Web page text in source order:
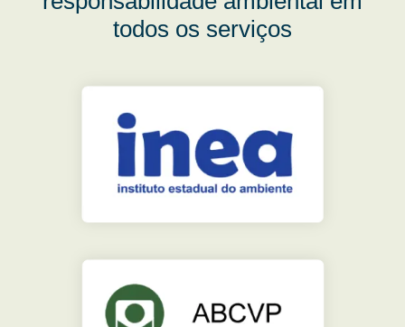
todos os serviços